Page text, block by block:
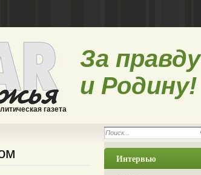
газета
За правду
и Родину!
Интервью